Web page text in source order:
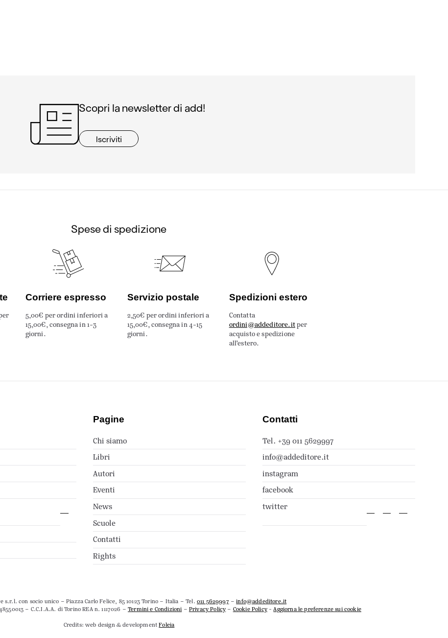
Scopri la newsletter di add!
Iscriviti
Spese di spedizione
Corriere espresso
5,00€ per ordini inferiori a
15,00€, consegna in 1-3
giorni.
Servizio postale
2,50€ per ordini inferiori a
15,00€, consegna in 4-15
giorni.
Spedizioni estero
Contatta
ordini@addeditore.itper
acquisto e spedizione
all’estero.
Pagine
Chi siamo
Libri
Autori
Eventi
News
Scuole
Contatti
Rights
Contatti
Tel. +39 011 5629997
info@addeditore.it
instagram
facebook
twitter
s.r.l. con socio unico – Piazza Carlo Felice, 85 10123 Torino – Italia – Tel. 011 5629997–info@addeditore.it
– C.C.I.A.A. di Torino REA n. 1117026 –Termini e Condizioni – Privacy Policy – Cookie Policy-Aggiorna le preferenze sui cookie
Credits: web design & developmentFoleia